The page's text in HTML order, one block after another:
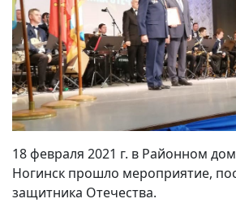
18 февраля 2021 г. в Районном
Ногинск прошло мероприятие,
защитника Отечества.